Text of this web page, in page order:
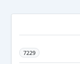
7229